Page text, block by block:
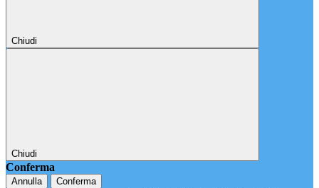
Chiudi
Chiudi
Conferma
Annulla Conferma